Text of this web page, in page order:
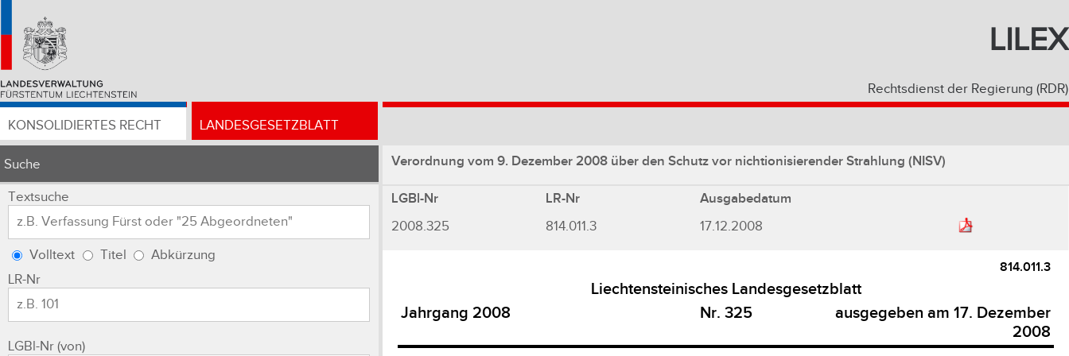
LILEX
Rechtsdienst der Regierung (RDR)
KONSOLIDIERTES RECHT LANDESGESETZBLATT
Suche
Textsuche
Volltext Titel
Abkürzung
LR-Nr
LGBl-Nr (von)
Verordnung vom 9. Dezember 2008 über den Schutz vor nichtionisierender Strahlung (NISV)
LGBl-Nr LR-Nr Ausgabedatum
2008.325 814.011.3 17.12.2008